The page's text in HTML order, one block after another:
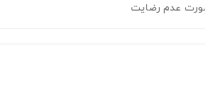
عدم رضایت